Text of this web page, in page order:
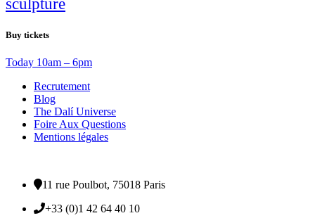
sculpture
Buy tickets
Today 10am – 6pm
Recrutement
Blog
The Dalí Universe
Foire Aux Questions
Mentions légales
11 rue Poulbot, 75018 Paris
+33 (0)1 42 64 40 10